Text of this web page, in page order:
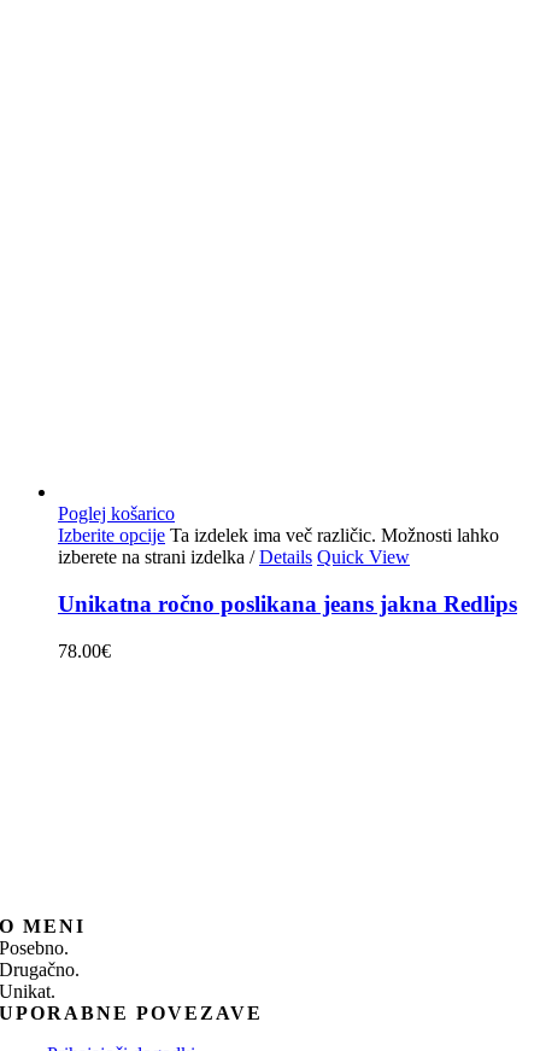
Poglej košarico
Izberite opcije Ta izdelek ima več različic. Možnosti lahko
izberete na strani izdelka / Details Quick View
Unikatna ročno poslikana jeans jakna Redlips
78.00€
O MENI
Posebno.
Drugačno.
Unikat.
UPORABNE POVEZAVE